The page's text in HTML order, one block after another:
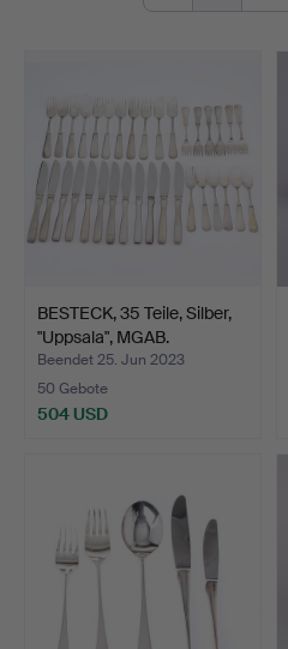
BESTECK, 35 Teile, Silber,
"Uppsala", MGAB.
Beendet 25. Jun 2023
50 Gebote
504 USD